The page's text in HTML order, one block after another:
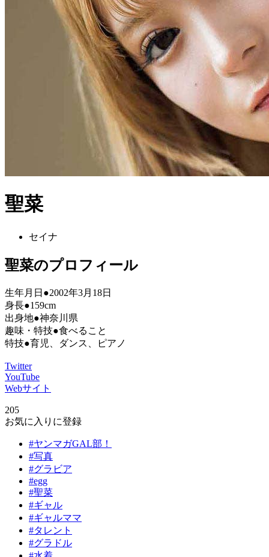
聖菜
セイナ
聖菜のプロフィール
生年月日●2002年3月18日
身長●159cm
出身地●神奈川県
趣味・特技●食べること
特技●育児、ダンス、ピアノ
Twitter
YouTube
Webサイト
205
お気に入りに登録
#ヤンマガGAL部！
#写真
#グラビア
#egg
#聖菜
#ギャル
#ギャルママ
#タレント
#グラドル